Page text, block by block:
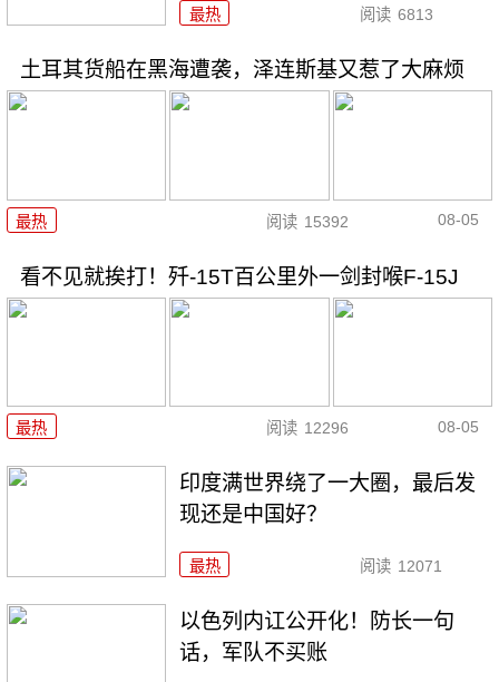
最热 阅读 6813
土耳其货船在黑海遭袭，泽连斯基又惹了大麻烦
最热 阅读 15392 08-05
看不见就挨打！歼-15T百公里外一剑封喉F-15J
最热 阅读 12296 08-05
印度满世界绕了一大圈，最后发
现还是中国好？
最热 阅读 12071
以色列内讧公开化！防长一句
话，军队不买账